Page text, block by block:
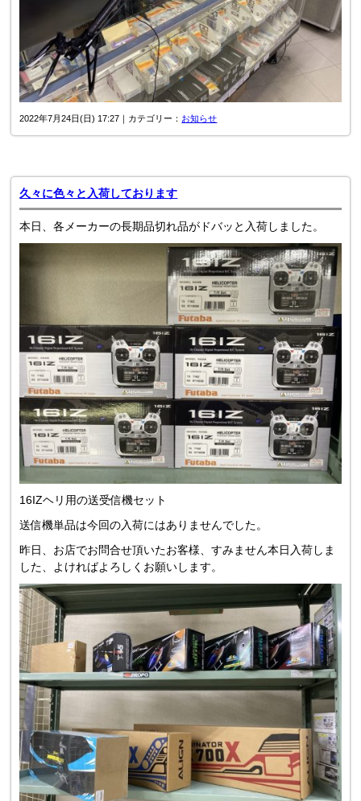
2022年7月24日(日) 17:27｜カテゴリー： お知らせ
久々に色々と入荷しております
本日、各メーカーの長期品切れ品がドバッと入荷しました。
16IZヘリ用の送受信機セット
送信機単品は今回の入荷にはありませんでした。
昨日、お店でお問合せ頂いたお客様、すみません本日入荷しま
した、よければよろしくお願いします。